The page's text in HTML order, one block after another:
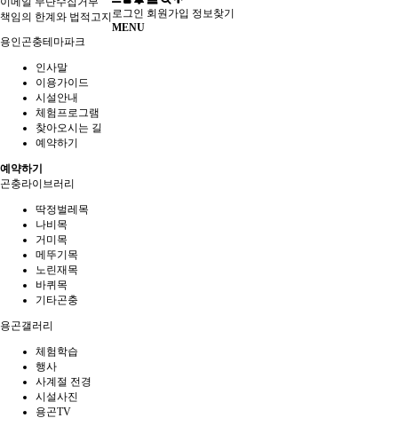
책임의 한계와 법적고지 로그인 회원가입 정보찾기
MENU
용인곤충테마파크
인사말
이용가이드
시설안내
체험프로그램
찾아오시는 길
예약하기
예약하기
곤충라이브러리
딱정벌레목
나비목
거미목
메뚜기목
노린재목
바퀴목
기타곤충
용곤갤러리
체험학습
행사
사계절 전경
시설사진
용곤TV